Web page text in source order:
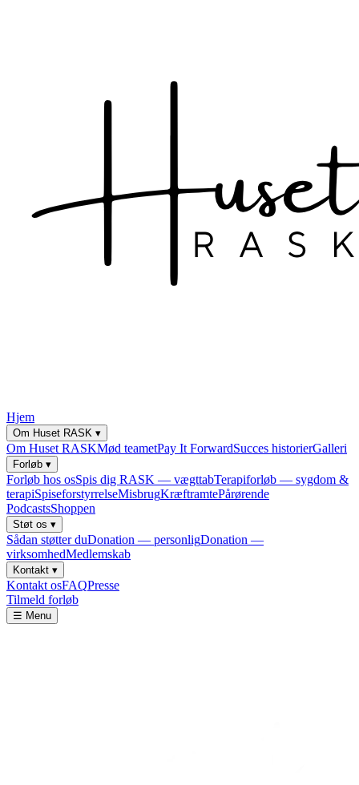
Hjem
Om Huset RASK ▾
Om Huset RASKMød teametPay It ForwardSucces historierGalleri
Forløb ▾
Forløb hos osSpis dig RASK — vægttabTerapiforløb — sygdom &
terapiSpiseforstyrrelseMisbrugKræftramtePårørende
PodcastsShoppen
Støt os ▾
Sådan støtter duDonation — personligDonation —
virksomhedMedlemskab
Kontakt ▾
Kontakt osFAQPresse
Tilmeld forløb
☰ Menu